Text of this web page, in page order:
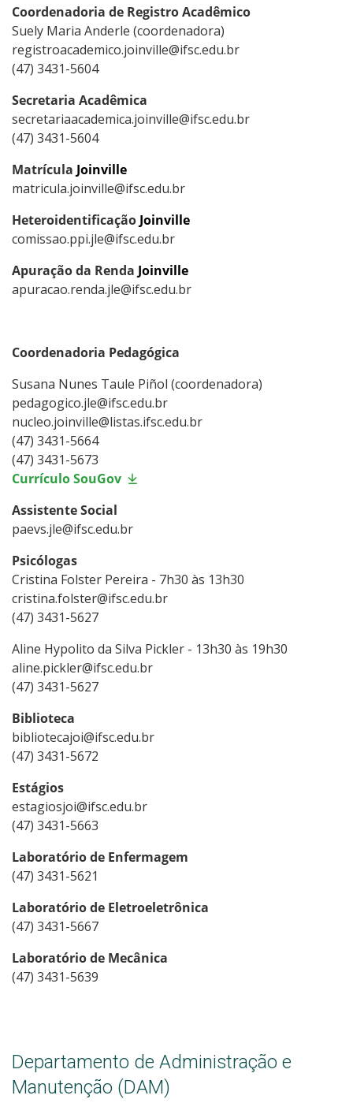
Coordenadoria de Registro Acadêmico
Suely Maria Anderle (coordenadora)
registroacademico.joinville@ifsc.edu.br
(47) 3431-5604
Secretaria Acadêmica
secretariaacademica.joinville@ifsc.edu.br
(47) 3431-5604
Matrícula Joinville
matricula.joinville@ifsc.edu.br
Heteroidentificação Joinville
comissao.ppi.jle@ifsc.edu.br
Apuração da Renda Joinville
apuracao.renda.jle@ifsc.edu.br
Coordenadoria Pedagógica
Susana Nunes Taule Piñol (coordenadora)
pedagogico.jle@ifsc.edu.br
nucleo.joinville@listas.ifsc.edu.br
(47) 3431-5664
(47) 3431-5673
Currículo SouGov
Assistente Social
paevs.jle@ifsc.edu.br
Psicólogas
Cristina Folster Pereira - 7h30 às 13h30
cristina.folster@ifsc.edu.br
(47) 3431-5627
Aline Hypolito da Silva Pickler - 13h30 às 19h30
aline.pickler@ifsc.edu.br
(47) 3431-5627
Biblioteca
bibliotecajoi@ifsc.edu.br
(47) 3431-5672
Estágios
estagiosjoi@ifsc.edu.br
(47) 3431-5663
Laboratório de Enfermagem
(47) 3431-5621
Laboratório de Eletroeletrônica
(47) 3431-5667
Laboratório de Mecânica
(47) 3431-5639
Departamento de Administração e
Manutenção (DAM)